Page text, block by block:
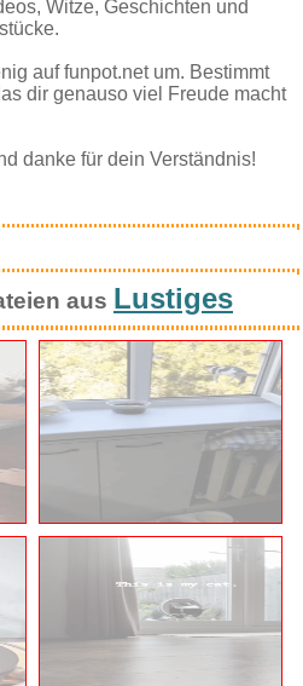
Witze, Geschichten und
auf funpot.net um. Bestimmt
dir genauso viel Freude macht
danke für dein Verständnis!
tiptoi® Abenteuer Großw...
ausLustiges